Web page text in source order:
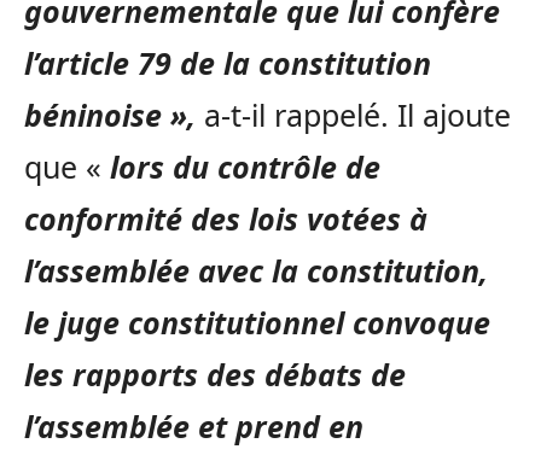
gouvernementale que lui confère
l’article 79 de la constitution
béninoise », a-t-il rappelé. Il ajoute
que « lors du contrôle de
conformité des lois votées à
l’assemblée avec la constitution,
le juge constitutionnel convoque
les rapports des débats de
l’assemblée et prend en